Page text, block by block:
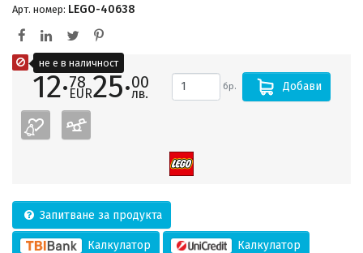
Арт. номер: LEGO-40638
12·78
EUR25·00
лв. бр. Добави
Запитване за продукта
Калкулатор Калкулатор
не е в наличност